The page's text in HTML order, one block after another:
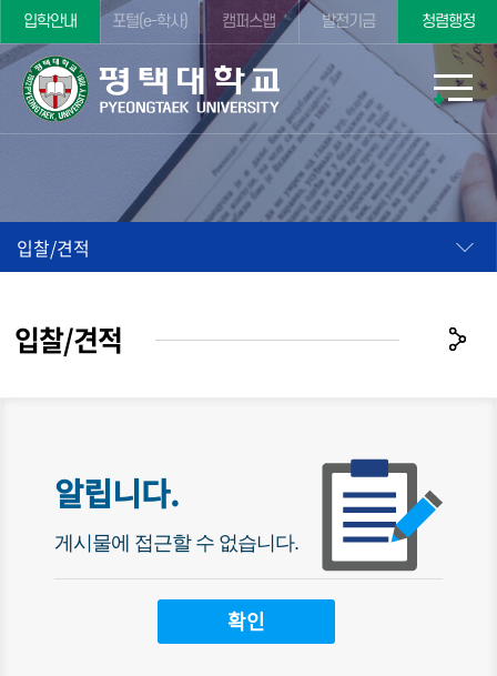
입학안내 포털(e-학사) 캠퍼스맵 발전기금 청렴행정
입찰/견적
입찰/견적
알립니다.
게시물에 접근할 수 없습니다.